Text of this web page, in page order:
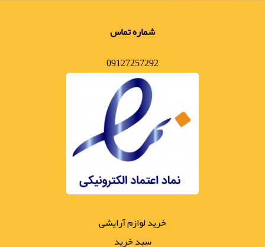
شماره تماس
09127257292
خرید لوازم آرایشی
سبد خرید